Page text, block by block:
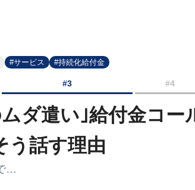
#サービス #持続化給付金
#3 #4
ダ遣い｣給付金コー
う話す理由
…